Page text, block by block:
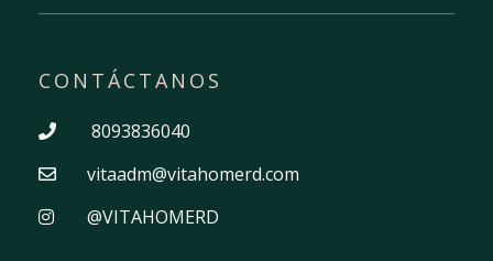
CONTÁCTANOS
8093836040
vitaadm@vitahomerd.com
@VITAHOMERD